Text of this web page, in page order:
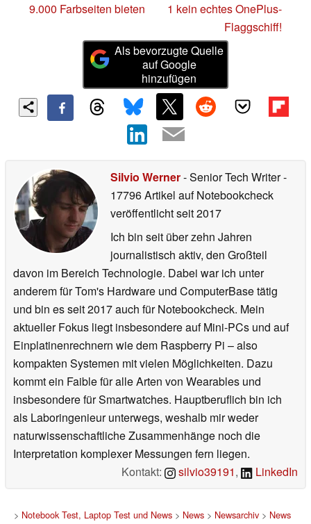
9.000 Farbseiten bieten
1 kein echtes OnePlus-
Flaggschiff!
Als bevorzugte Quelle
auf Google
hinzufügen
Silvio Werner- Senior Tech Writer-
17796 Artikel auf Notebookcheck
veröffentlichtseit 2017
Ich bin seit über zehn Jahren
journalistisch aktiv, den Großteil
davon im Bereich Technologie. Dabei war ich unter
anderem für Tom's Hardware und ComputerBase tätig
und bin es seit 2017 auch für Notebookcheck. Mein
aktueller Fokus liegt insbesondere auf Mini-PCs und auf
Einplatinenrechnern wie dem Raspberry Pi – also
kompakten Systemen mit vielen Möglichkeiten. Dazu
kommt ein Faible für alle Arten von Wearables und
insbesondere für Smartwatches. Hauptberuflich bin ich
als Laboringenieur unterwegs, weshalb mir weder
naturwissenschaftliche Zusammenhänge noch die
Interpretation komplexer Messungen fern liegen.
Kontakt:
silvio39191, LinkedIn
> Notebook Test, Laptop Test und News> News> Newsarchiv> News